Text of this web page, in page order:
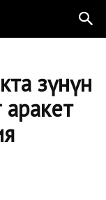
өзүнүн
аракет